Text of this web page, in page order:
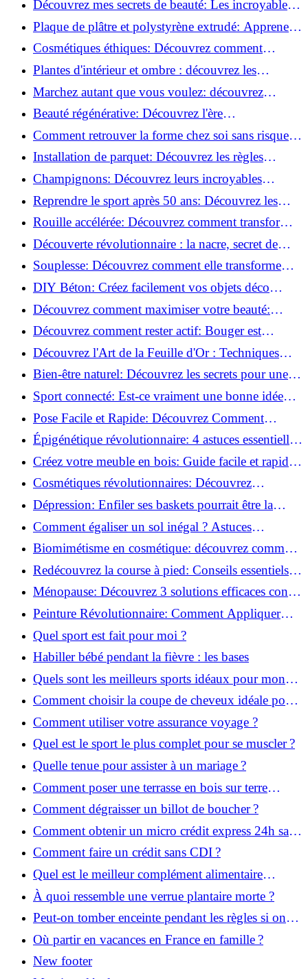
Découvrez mes secrets de beauté: Les incroyables
vertus du raisin!
Plaque de plâtre et polystyrène extrudé: Apprenez
à les coller efficacement!
Cosmétiques éthiques: Découvrez comment
transformer votre routine beauté!
Plantes d'intérieur et ombre : découvrez les
meilleures pour votre maison !
Marchez autant que vous voulez: découvrez
pourquoi c'est bénéfique!
Beauté régénérative: Découvrez l'ère
révolutionnaire de la cosmétique verte!
Comment retrouver la forme chez soi sans risque
de blessure: Techniques et conseils sûrs!
Installation de parquet: Découvrez les règles
essentielles à respecter!
Champignons: Découvrez leurs incroyables
pouvoirs antioxydants!
Reprendre le sport après 50 ans: Découvrez les
meilleures méthodes!
Rouille accélérée: Découvrez comment transformer
la corrosion en déco tendance!
Découverte révolutionnaire : la nacre, secret de
régénération inouï !
Souplesse: Découvrez comment elle transforme
votre performance sportive!
DIY Béton: Créez facilement vos objets déco
tendance!
Découvrez comment maximiser votre beauté:
Astuces et secrets révélés!
Découvrez comment rester actif: Bouger est
toujours possible!
Découvrez l'Art de la Feuille d'Or : Techniques
Incontournables pour Réussir!
Bien-être naturel: Découvrez les secrets pour une
vie saine!
Sport connecté: Est-ce vraiment une bonne idée
pour vous?
Pose Facile et Rapide: Découvrez Comment
Monter des Carreaux de Béton Cellulaire!
Épigénétique révolutionnaire: 4 astuces essentielles
pour transformer votre bien-être!
Créez votre meuble en bois: Guide facile et rapide
pour débutants!
Cosmétiques révolutionnaires: Découvrez
comment les fermes verticales transforment la
beauté!
Dépression: Enfiler ses baskets pourrait être la
solution!
Comment égaliser un sol inégal ? Astuces
infaillibles pour réussir !
Biomimétisme en cosmétique: découvrez comment
la nature inspire l'avenir des soins beauté!
Redécouvrez la course à pied: Conseils essentiels
pour reprendre!
Ménopause: Découvrez 3 solutions efficaces contre
les bouffées de chaleur!
Peinture Révolutionnaire: Comment Appliquer
Deux Couleurs Sur Une Porte!
Quel sport est fait pour moi ?
Habiller bébé pendant la fièvre : les bases
Quels sont les meilleurs sports idéaux pour mon
enfant ?
Comment choisir la coupe de cheveux idéale pour
votre visage ?
Comment utiliser votre assurance voyage ?
Quel est le sport le plus complet pour se muscler ?
Quelle tenue pour assister à un mariage ?
Comment poser une terrasse en bois sur terre
battue ?
Comment dégraisser un billot de boucher ?
Comment obtenir un micro crédit express 24h sans
justificatif ?
Comment faire un crédit sans CDI ?
Quel est le meilleur complément alimentaire
cheveux efficace ? Notre avis dans cet article
À quoi ressemble une verrue plantaire morte ?
Peut-on tomber enceinte pendant les règles si on
prend la pilule ?
Où partir en vacances en France en famille ?
New footer